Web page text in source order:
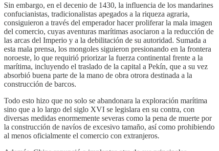
Sin embargo, en el decenio de 1430, la influencia de los mandarines
confucianistas, tradicionalistas apegados a la riqueza agraria,
consiguieron a través del emperador hacer proliferar la mala imagen
del comercio, cuyas aventuras marítimas asociaron a la reducción de
las arcas del Imperio y a la debilitación de su autoridad. Sumada a
esta mala prensa, los mongoles siguieron presionando en la frontera
noroeste, lo que requirió priorizar la fuerza continental frente a la
marítima, incluyendo el traslado de la capital a Pekín, que a su vez
absorbió buena parte de la mano de obra otrora destinada a la
construcción de barcos.
Todo esto hizo que no solo se abandonara la exploración marítima
sino que a lo largo del siglo XVI se legislara en su contra, con
diversas medidas enormemente severas como la pena de muerte por
la construcción de navíos de excesivo tamaño, así como prohibiendo
al menos oficialmente el comercio con extranjeros.